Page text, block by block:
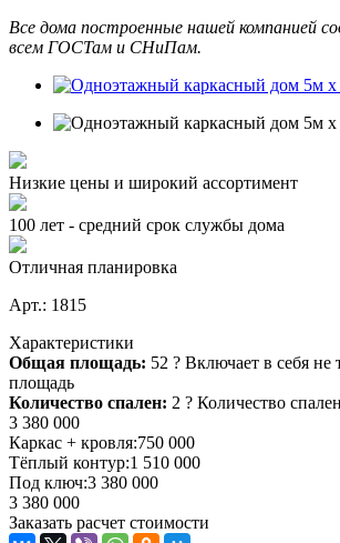
Все дома построенные нашей компанией
всем ГОСТам и СНиПам.
Низкие цены и широкий ассортимент
100 лет - средний срок службы дома
Отличная планировка
Арт.: 1815
Характеристики
Общая площадь: 52 ? Включает в себя не
площадь
Количество спален: 2 ? Количество спален
3 380 000
Каркас + кровля:750 000
Тёплый контур:1 510 000
Под ключ:3 380 000
3 380 000
Заказать расчет стоимости